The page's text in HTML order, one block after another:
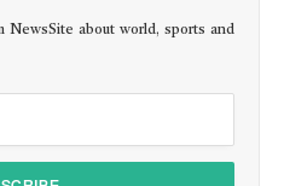
NewsSite about world, sports and